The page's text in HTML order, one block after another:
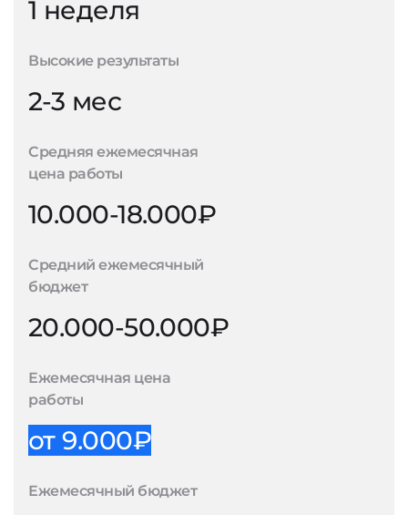
1 неделя
Высокие результаты
2-3 мес
Средняя ежемесячная
цена работы
10.000-18.000₽
Средний ежемесячный
бюджет
20.000-50.000₽
Ежемесячная цена
работы
от 9.000₽
Ежемесячный бюджет